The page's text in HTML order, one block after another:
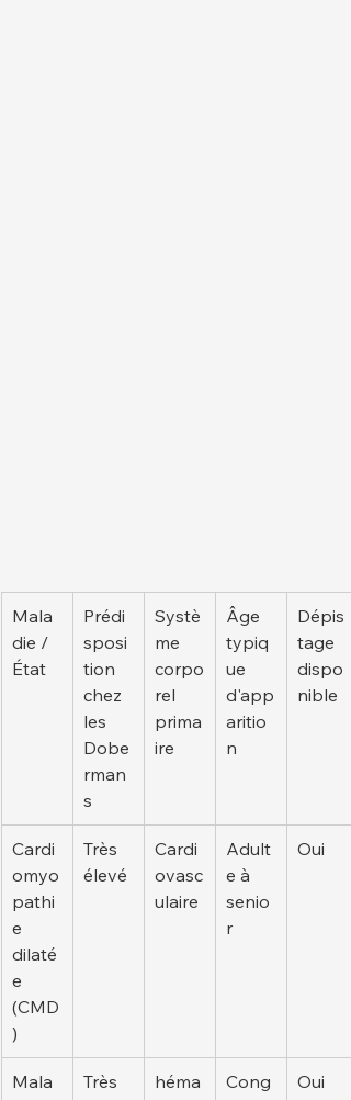
Mala
die /
État
Prédi
sposi
tion
chez
les
Dobe
rman
s
Systè
me
corpo
rel
prima
ire
Âge
typiq
ue
d'app
aritio
n
Dépis
tage
dispo
nible
Cardi
omyo
pathi
e
dilaté
e
(CMD
)
Très
élevé
Cardi
ovasc
ulaire
Adult
e à
senio
r
Oui
Mala
Très
héma
Cong
Oui